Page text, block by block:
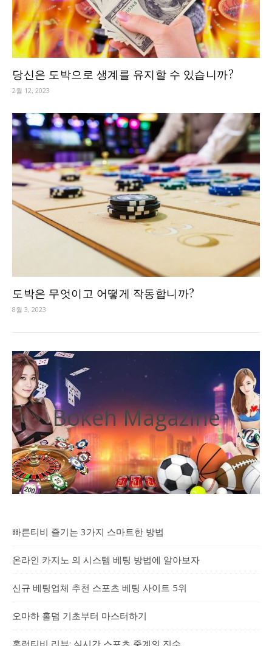
당신은 도박으로 생계를 유지할 수 있습니까?
2월 12, 2023
도박은 무엇이고 어떻게 작동합니까?
8월 3, 2023
Bokeh Magazine
빠른티비 즐기는 3가지 스마트한 방법
온라인 카지노 의 시스템 베팅 방법에 알아보자
신규 베팅업체 추천 스포츠 베팅 사이트 5위
오마하 홀덤 기초부터 마스터하기
홈런티비 리뷰: 실시간 스포츠 중계의 진수